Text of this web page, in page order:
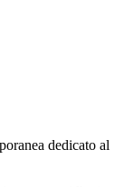
dedicato al